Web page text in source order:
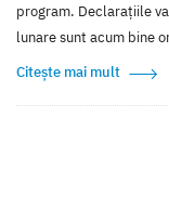
program. Declarațiile
lunare sunt acum bine
Citește mai mult